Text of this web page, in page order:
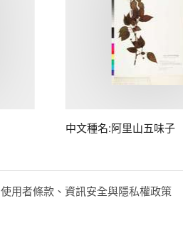
中文種名:阿里山五味子
使用者條款、資訊安全與隱私權政策